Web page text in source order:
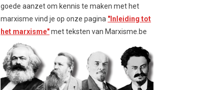
goede aanzet om kennis te maken met het
marxisme vind je op onze pagina "Inleiding tot
het marxisme"met teksten van Marxisme.be